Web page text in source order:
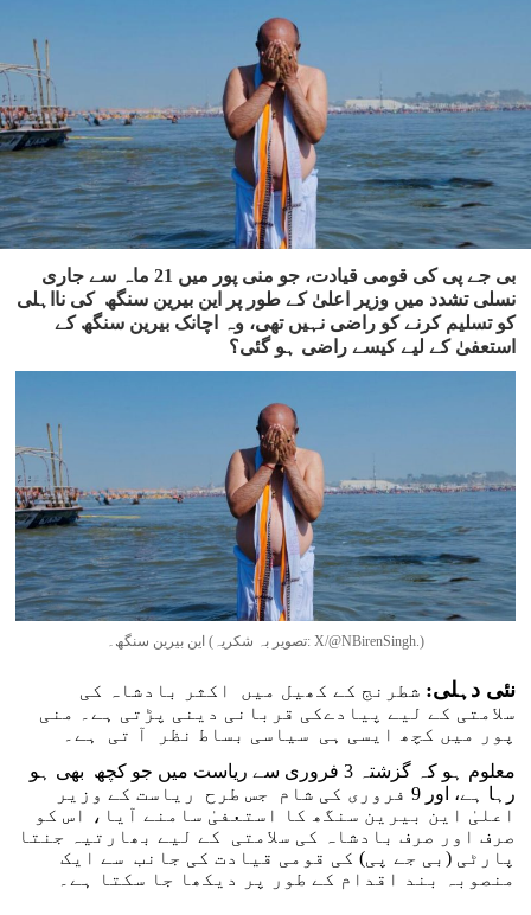
بی جے پی کی قومی قیادت، جو منی پور میں 21 ماہ سے جاری
نسلی تشدد میں وزیر اعلیٰ کے طور پر این بیرین سنگھ کی نااہلی
کو تسلیم کرنے کو راضی نہیں تھی، وہ اچانک بیرین سنگھ کے
استعفیٰ کے لیے کیسے راضی ہو گئی؟
این بیرین سنگھ۔ (تصویر بہ شکریہ: X/@NBirenSingh.)
نئی دہلی: شطرنج کے کھیل میں اکثر بادشاہ کی
سلامتی کے لیے پیادےکی قربانی دینی پڑتی ہے۔ منی
پور میں کچھ ایسی ہی سیاسی بساط نظر آ تی ہے۔
معلوم ہو کہ گزشتہ 3 فروری سے ریاست میں جو کچھ بھی ہو
رہا ہے، اور 9 فروری کی شام جس طرح ریاست کے وزیر
اعلیٰ این بیرین سنگھ کا استعفیٰ سامنے آیا، اس کو
صرف اور صرف بادشاہ کی سلامتی کے لیے بھارتیہ جنتا
پارٹی (بی جے پی) کی قومی قیادت کی جانب سے ایک
منصوبہ بند اقدام کے طور پر دیکھا جا سکتا ہے۔